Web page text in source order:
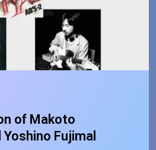
of Makoto
Fujimal